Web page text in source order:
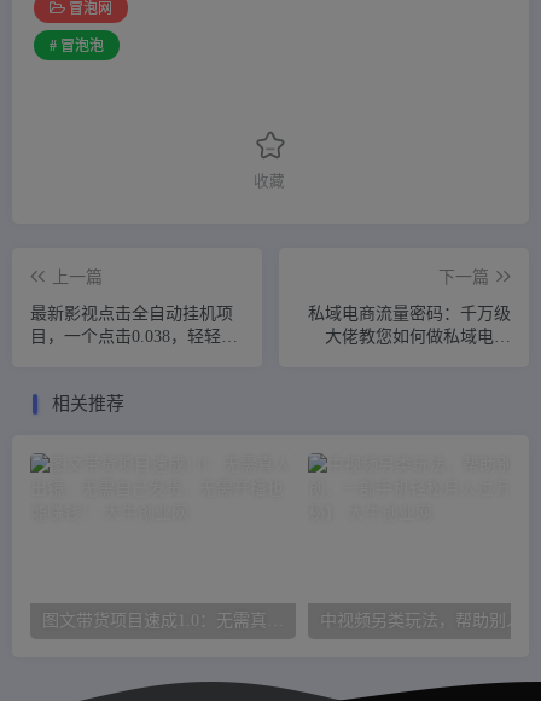
冒泡网
# 冒泡泡
收藏
上一篇
最新影视点击全自动挂机项
目，一个点击0.038，轻轻松
下一篇
私域电商流量密码：千万级
大佬教您如何做私域电商
相关推荐